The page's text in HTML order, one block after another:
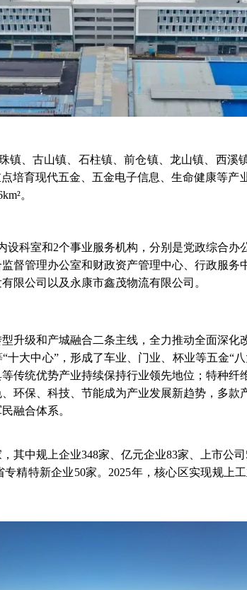
镇、古山镇、石柱镇、前仓镇、龙山镇、西溪
培育现代五金、五金电子信息、生命健康等产
。
设科室和2个事业服务机构，分别是党政综合办
督管理办公室和财政资产管理中心、行政服务
限公司以及永康市鑫茂物流有限公司。
升级和产城融合二条主线，全力推动全面深化
十大中心”，形成了车业、门业、杯业等五金“
传统优势产业持续保持行业领先地位；特种纤
环保、科技、节能成为产业发展新趋势，多款
融合体系。
其中规上企业348家、亿元企业83家、上市公
精特新企业50家。2025年，核心区实现规上